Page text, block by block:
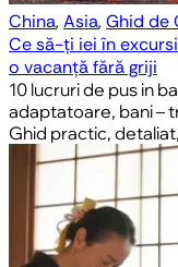
China,Asia,Ghid de
Ce să-ți iei în
o vacanță fără griji
10 lucruri de pus in
adaptatoare, bani –
Ghid practic,